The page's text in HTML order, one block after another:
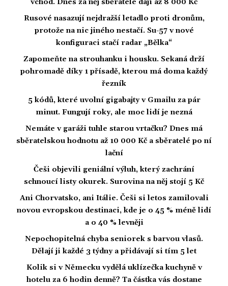
vchod. Dnes za něj sběratelé dají až 8 000 Kč
Rusové nasazují nejdražší letadlo proti dronům,
protože na nic jiného nestačí. Su-57 v nové
konfiguraci stačí radar „Bělka“
Zapomeňte na strouhanku i housku. Sekaná drží
pohromadě díky 1 přísadě, kterou má doma každý
řezník
5 kódů, které uvolní gigabajty v Gmailu za pár
minut. Fungují roky, ale moc lidí je nezná
Nemáte v garáži tuhle starou vrtačku? Dnes má
sběratelskou hodnotu až 10 000 Kč a sběratelé po ní
lační
Češi objevili geniální výluh, který zachrání
schnoucí listy okurek. Surovina na něj stojí 5 Kč
Ani Chorvatsko, ani Itálie. Češi si letos zamilovali
novou evropskou destinaci, kde je o 45 % méně lidí
a o 40 % levněji
Nepochopitelná chyba seniorek s barvou vlasů.
Dělají ji každé 3 týdny a přidávají si tím 5 let
Kolik si v Německu vydělá uklízečka kuchyně v
hotelu za 6 hodin denně? Ta částka vás dostane